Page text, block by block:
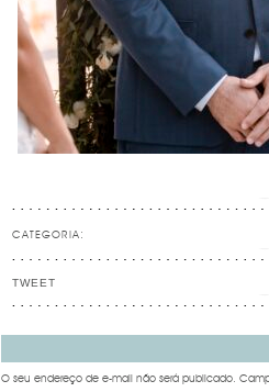
CATEGORIA:
TWEET
O seu endereço de e-mail não será publicado.